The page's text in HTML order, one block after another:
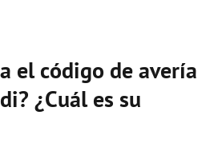
el código de avería
¿Cuál es su